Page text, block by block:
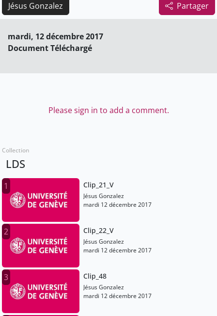
Partager
Jésus Gonzalez
mardi, 12 décembre 2017
Document Téléchargé
Please sign in to add a comment.
Collection
LDS
1 Clip_21_V
Jésus Gonzalez
mardi 12 décembre 2017
2 Clip_22_V
Jésus Gonzalez
mardi 12 décembre 2017
3 Clip_48
Jésus Gonzalez
mardi 12 décembre 2017